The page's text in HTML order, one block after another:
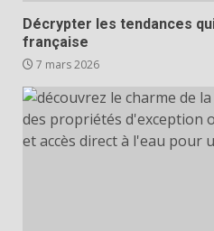
Décrypter les tendances
française
7 mars 2026